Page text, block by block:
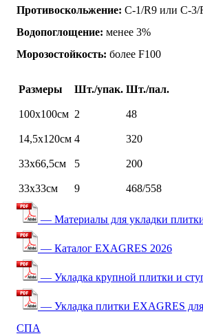
Противоскольжение: C-1/R9 или C-3/
Водопоглощение: менее 3%
Морозостойкость: более F100
Размеры Шт./упак. Шт./пал.
100х100см 2 48
14,5х120см 4 320
33х66,5см 5 200
33х33см 9 468/558
— Материалы для укладки
— Каталог EXAGRES 2026
— Укладка крупной плитки и
— Укладка плитки EXAGRES
СПА